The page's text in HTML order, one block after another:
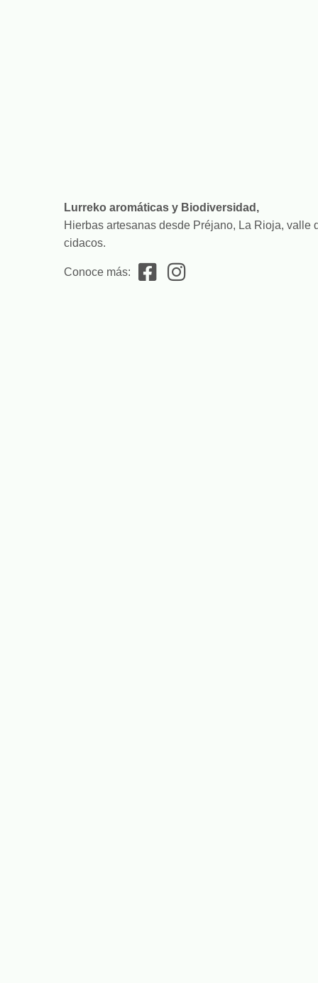
Lurreko aromáticas y Biodiversidad,
Hierbas artesanas desde Préjano, La Rioja, valle
cidacos.
Conoce más: